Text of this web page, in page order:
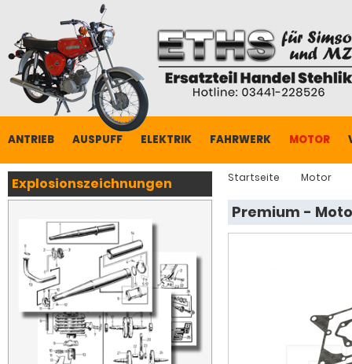
ANTRIEB AUSPUFF ELEKTRIK FAHRWERK MOTOR
Startseite Motor
Premium -
Explosionszeichnungen